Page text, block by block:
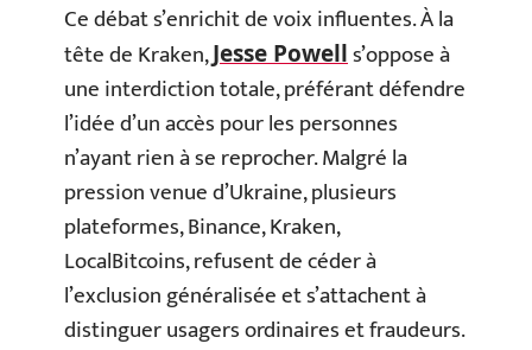
Ce débat s’enrichit de voix influentes. À la
tête de Kraken,Jesse Powells’oppose à
une interdiction totale, préférant défendre
l’idée d’un accès pour les personnes
n’ayant rien à se reprocher. Malgré la
pression venue d’Ukraine, plusieurs
plateformes, Binance, Kraken,
LocalBitcoins, refusent de céder à
l’exclusion généralisée et s’attachent à
distinguer usagers ordinaires et fraudeurs.